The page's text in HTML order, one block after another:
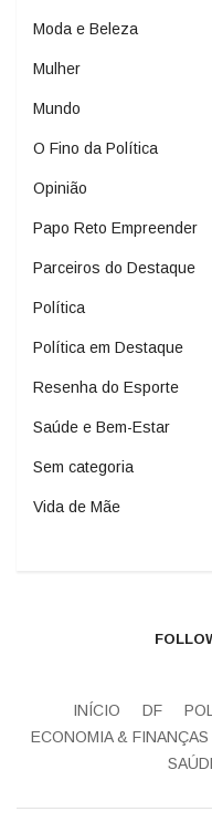
Moda e Beleza
Mulher
Mundo
O Fino da Política
Opinião
Papo Reto Empreender
Parceiros do Destaque
Política
Política em Destaque
Resenha do Esporte
Saúde e Bem-Estar
Sem categoria
Vida de Mãe
INÍCIO DF
ECONOMIA & FINANÇAS